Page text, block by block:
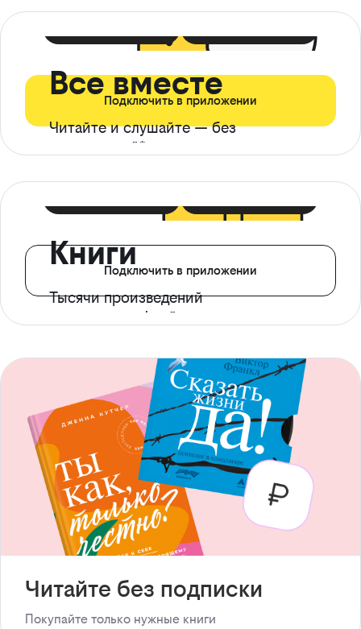
Все вместе
Читайте и слушайте — без
ограничений*
Подключить в приложении
Книги
Тысячи произведений
с доступом офлайн
Подключить в приложении
Читайте без подписки
Покупайте только нужные книги